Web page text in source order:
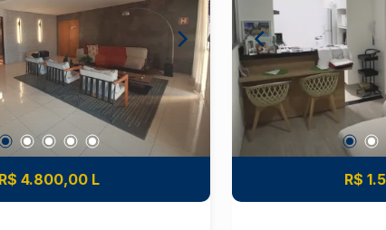
R$ 4.800,00 L R$